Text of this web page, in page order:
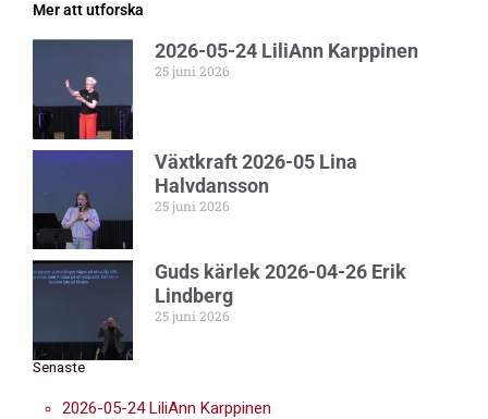
Mer att utforska
2026-05-24 LiliAnn Karppinen
25 juni 2026
Växtkraft 2026-05 Lina
Halvdansson
25 juni 2026
Guds kärlek 2026-04-26 Erik
Lindberg
25 juni 2026
Senaste
2026-05-24 LiliAnn Karppinen